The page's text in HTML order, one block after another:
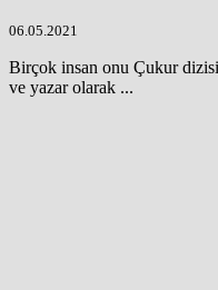
06.05.2021
Birçok insan onu Çukur
ve yazar olarak ...